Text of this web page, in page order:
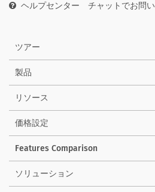
ヘルプセンター チャットでお問
ツアー
製品
リソース
価格設定
Features Comparison
ソリューション